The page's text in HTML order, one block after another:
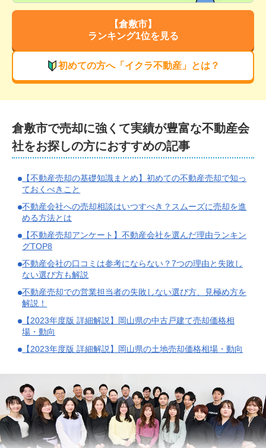
【倉敷市】
ランキング1位を見る
初めての方へ「イクラ不動産」とは？
倉敷市で売却に強くて実績が豊富な不動産会
社をお探しの方におすすめの記事
【不動産売却の基礎知識まとめ】初めての不動産売却で知っ
ておくべきこと
不動産会社への売却相談はいつすべき？スムーズに売却を進
める方法とは
【不動産売却アンケート】不動産会社を選んだ理由ランキン
グTOP8
不動産会社の口コミは参考にならない？7つの理由と失敗し
ない選び方も解説
不動産売却での営業担当者の失敗しない選び方、見極め方を
解説！
【2023年度版 詳細解説】岡山県の中古戸建て売却価格相
場・動向
【2023年度版 詳細解説】岡山県の土地売却価格相場・動向